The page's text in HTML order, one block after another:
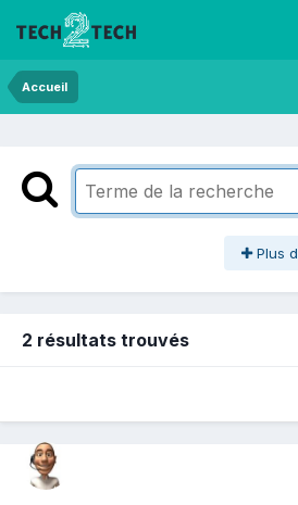
Accueil
Plus
2 résultats trouvés